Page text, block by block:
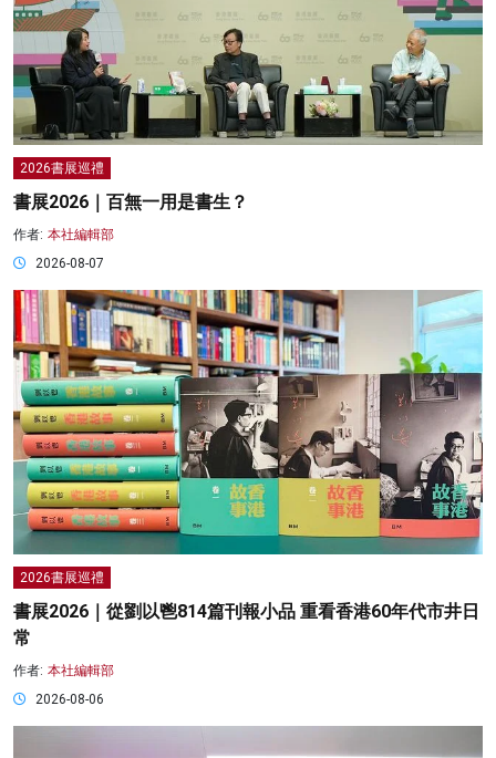
2026書展巡禮
書展2026｜百無一用是書生？
作者: 本社編輯部
2026-08-07
2026書展巡禮
書展2026｜從劉以鬯814篇刊報小品 重看香港60年代市井日
常
作者: 本社編輯部
2026-08-06